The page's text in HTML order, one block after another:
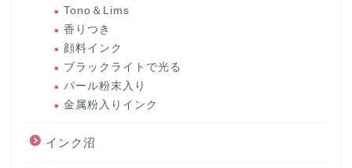
Tono＆Lims
香りつき
顔料インク
ブラックライトで光る
パール粉末入り
金属粉入りインク
インク沼